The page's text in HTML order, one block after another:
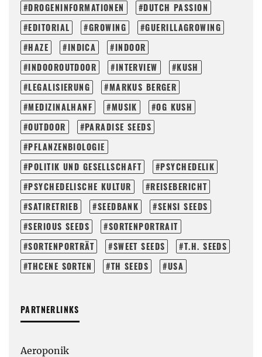
DROGENINFORMATIONEN
DUTCH PASSION
EDITORIAL
GROWING
GUERILLAGROWING
HAZE
INDICA
INDOOR
INDOOROUTDOOR
INTERVIEW
KUSH
LEGALISIERUNG
MARKUS BERGER
MEDIZINALHANF
MUSIK
OG KUSH
OUTDOOR
PARADISE SEEDS
PFLANZENBIOLOGIE
POLITIK UND GESELLSCHAFT
PSYCHEDELIK
PSYCHEDELISCHE KULTUR
REISEBERICHT
SATIRETRIEB
SEEDBANK
SENSI SEEDS
SERIOUS SEEDS
SORTENPORTRAIT
SORTENPORTRÄT
SWEET SEEDS
T.H. SEEDS
THCENE SORTEN
TH SEEDS USA
PARTNERLINKS
Aeroponik